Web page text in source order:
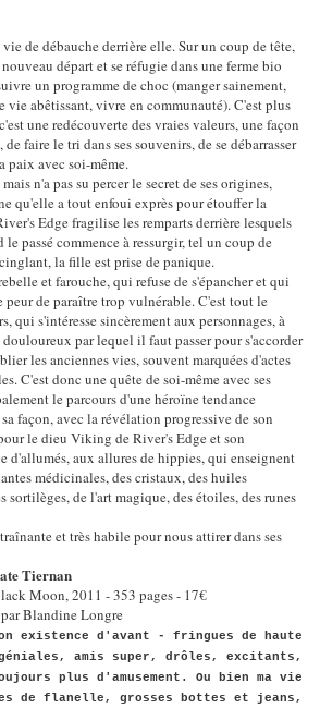
de débauche derrière elle. Sur un coup de tête,
départ et se réfugie dans une ferme bio
un programme de choc (manger sainement,
vie abêtissant, vivre en communauté). C'est plus
une redécouverte des vraies valeurs, une façon
de faire le tri dans ses souvenirs, de se débarrasser
paix avec soi-même.
n'a pas su percer le secret de ses origines,
qu'elle a tout enfoui exprès pour étouffer la
Edge fragilise les remparts derrière lesquels
passé commence à ressurgir, tel un coup de
la fille est prise de panique.
et farouche, qui refuse de s'épancher et qui
peur de paraître trop vulnérable. C'est tout le
qui s'intéresse sincèrement aux personnages, à
par lequel il faut passer pour s'accorder
les anciennes vies, souvent marquées d'actes
C'est donc une quête de soi-même avec ses
le parcours d'une héroïne tendance
façon, avec la révélation progressive de son
le dieu Viking de River's Edge et son
d'allumés, aux allures de hippies, qui enseignent
médicinales, des cristaux, des huiles
sortilèges, de l'art magique, des étoiles, des runes
et très habile pour nous attirer dans ses
Tiernan
Moon, 2011 - 353 pages - 17€
Blandine Longre
existence d'avant - fringues de haute
amis super, drôles, excitants,
plus d'amusement. Ou bien ma vie
de flanelle, grosses bottes et jeans,